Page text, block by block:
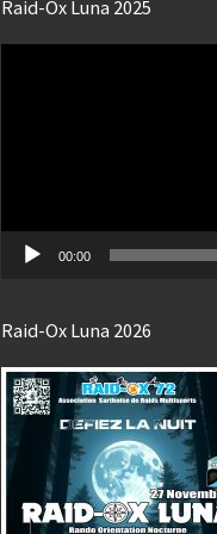
Raid-Ox Luna 2025
00:00
Raid-Ox Luna 2026